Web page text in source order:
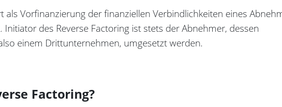
als Vorfinanzierung der finanziellen Verbindlichkeiten eines
des Reverse Factoring ist stets der Abnehmer, dessen
einem Drittunternehmen, umgesetzt werden.
Factoring?